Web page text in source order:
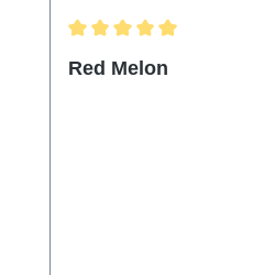
Red Melon